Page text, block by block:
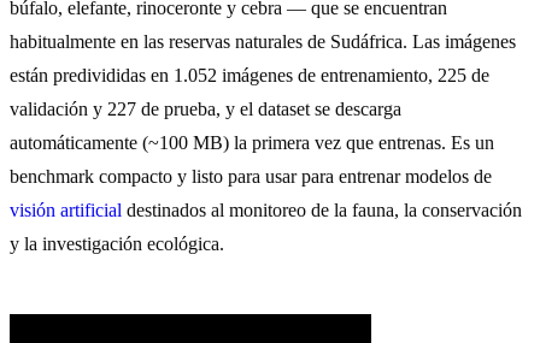
búfalo, elefante, rinoceronte y cebra — que se encuentran
habitualmente en las reservas naturales de Sudáfrica. Las imágenes
están predivididas en 1.052 imágenes de entrenamiento, 225 de
validación y 227 de prueba, y el dataset se descarga
automáticamente (~100 MB) la primera vez que entrenas. Es un
benchmark compacto y listo para usar para entrenar modelos de
visión artificial destinados al monitoreo de la fauna, la conservación
y la investigación ecológica.